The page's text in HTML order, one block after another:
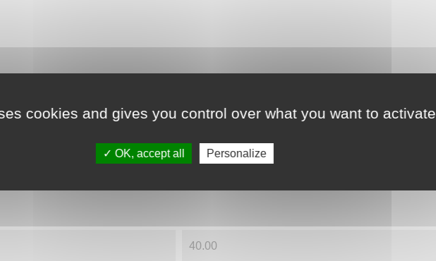
Détails du produit
40.00
cookies and gives you control over what you want to activate
OK, accept all Personalize